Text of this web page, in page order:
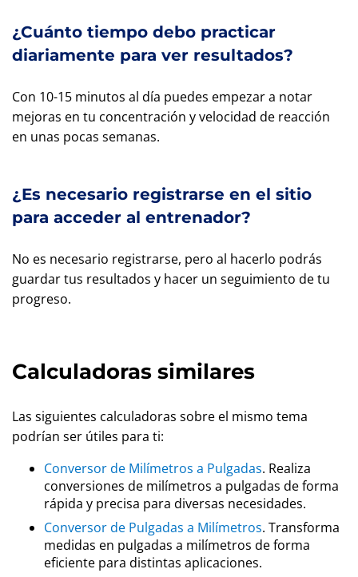
¿Cuánto tiempo debo practicar
diariamente para ver resultados?
Con 10-15 minutos al día puedes empezar a notar
mejoras en tu concentración y velocidad de reacción
en unas pocas semanas.
¿Es necesario registrarse en el sitio
para acceder al entrenador?
No es necesario registrarse, pero al hacerlo podrás
guardar tus resultados y hacer un seguimiento de tu
progreso.
Calculadoras similares
Las siguientes calculadoras sobre el mismo tema
podrían ser útiles para ti:
Conversor de Milímetros a Pulgadas. Realiza
conversiones de milímetros a pulgadas de forma
rápida y precisa para diversas necesidades.
Conversor de Pulgadas a Milímetros. Transforma
medidas en pulgadas a milímetros de forma
eficiente para distintas aplicaciones.